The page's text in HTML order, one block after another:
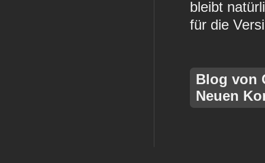
bleibt
für die
Blog von
Neuen